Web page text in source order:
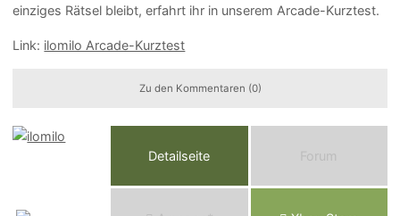
einziges Rätsel bleibt, erfahrt ihr in unserem Arcade-Kurztest.
Link: ilomilo Arcade-Kurztest
Zu den Kommentaren (0)
Detailseite Forum